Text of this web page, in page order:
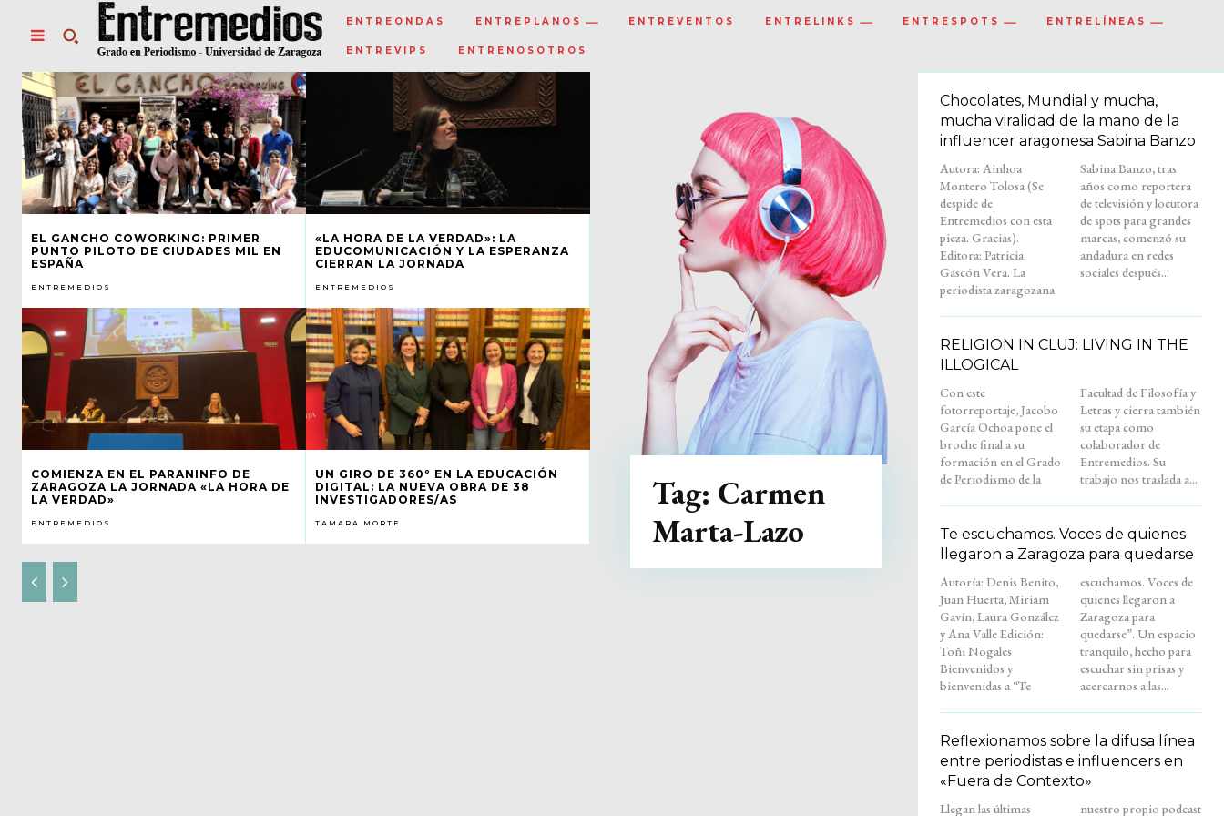
ENTREONDAS ENTREPLANOS ENTREVENTOS ENTRELINKS ENTRESPOTS ENTRELÍNEAS
ENTREVIPS ENTRENOSOTROS
EL GANCHO COWORKING: PRIMER
PUNTO PILOTO DE CIUDADES MIL EN
ESPAÑA
ENTREMEDIOS
«LA HORA DE LA VERDAD»: LA
EDUCOMUNICACIÓN Y LA ESPERANZA
CIERRAN LA JORNADA
ENTREMEDIOS
COMIENZA EN EL PARANINFO DE
ZARAGOZA LA JORNADA «LA HORA DE
LA VERDAD»
ENTREMEDIOS
UN GIRO DE 360º EN LA EDUCACIÓN
DIGITAL: LA NUEVA OBRA DE 38
INVESTIGADORES/AS
TAMARA MORTE
Tag: Carmen
Marta-Lazo
Chocolates, Mundial y mucha,
mucha viralidad de la mano de la
influencer aragonesa Sabina Banzo
Autora: Ainhoa
Montero Tolosa (Se
despide de
Entremedios con esta
pieza. Gracias).
Editora: Patricia
Gascón Vera. La
periodista zaragozana
Sabina Banzo, tras
años como reportera
de televisión y locutora
de spots para grandes
marcas, comenzó su
andadura en redes
sociales después...
RELIGION IN CLUJ: LIVING IN THE
ILLOGICAL
Con este
fotorreportaje, Jacobo
García Ochoa pone el
broche final a su
formación en el Grado
de Periodismo de la
Facultad de Filosofía y
Letras y cierra también
su etapa como
colaborador de
Entremedios. Su
trabajo nos traslada a...
Te escuchamos. Voces de quienes
llegaron a Zaragoza para quedarse
Autoría: Denis Benito,
Juan Huerta, Miriam
Gavín, Laura González
y Ana Valle Edición:
Toñi Nogales
Bienvenidos y
bienvenidas a “Te
escuchamos. Voces de
quienes llegaron a
Zaragoza para
quedarse”. Un espacio
tranquilo, hecho para
escuchar sin prisas y
acercarnos a las...
Reflexionamos sobre la difusa línea
entre periodistas e influencers en
«Fuera de Contexto»
Llegan las últimas
nuestro propio podcast